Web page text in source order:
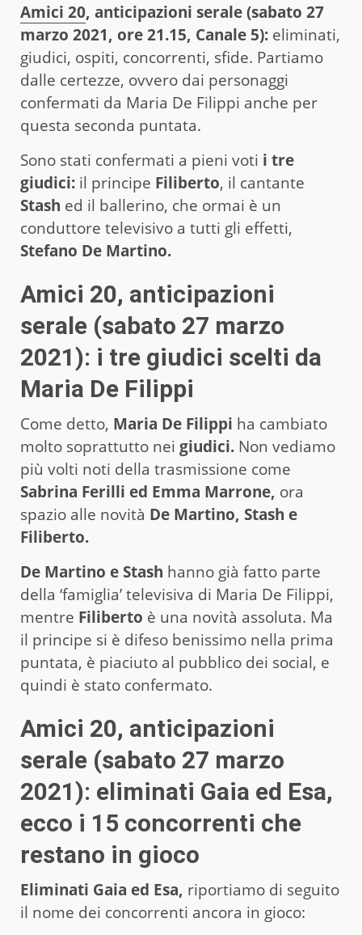
Amici 20, anticipazioni serale (sabato 27
marzo 2021, ore 21.15, Canale 5): eliminati,
giudici, ospiti, concorrenti, sfide. Partiamo
dalle certezze, ovvero dai personaggi
confermati da Maria De Filippi anche per
questa seconda puntata.
Sono stati confermati a pieni voti i tre
giudici: il principe Filiberto, il cantante
Stash ed il ballerino, che ormai è un
conduttore televisivo a tutti gli effetti,
Stefano De Martino.
Amici 20, anticipazioni
serale (sabato 27 marzo
2021): i tre giudici scelti da
Maria De Filippi
Come detto, Maria De Filippi ha cambiato
molto soprattutto nei giudici. Non vediamo
più volti noti della trasmissione come
Sabrina Ferilli ed Emma Marrone, ora
spazio alle novità De Martino, Stash e
Filiberto.
De Martino e Stash hanno già fatto parte
della ‘famiglia’ televisiva di Maria De Filippi,
mentre Filiberto è una novità assoluta. Ma
il principe si è difeso benissimo nella prima
puntata, è piaciuto al pubblico dei social, e
quindi è stato confermato.
Amici 20, anticipazioni
serale (sabato 27 marzo
2021): eliminati Gaia ed Esa,
ecco i 15 concorrenti che
restano in gioco
Eliminati Gaia ed Esa, riportiamo di seguito
il nome dei concorrenti ancora in gioco: